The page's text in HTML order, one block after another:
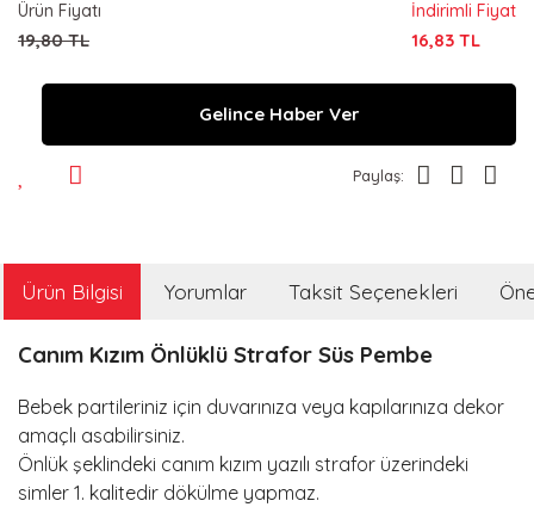
Ürün Fiyatı
19,80 TL
İndirimli Fiyat
16,83 TL
Gelince Haber Ver
Paylaş:
Ürün Bilgisi Yorumlar Taksit Seçenekleri
Canım Kızım Önlüklü Strafor Süs Pembe
Bebek partileriniz için duvarınıza veya kapılarınıza dekor
amaçlı asabilirsiniz.
Önlük şeklindeki canım kızım yazılı strafor üzerindeki
simler 1. kalitedir dökülme yapmaz.